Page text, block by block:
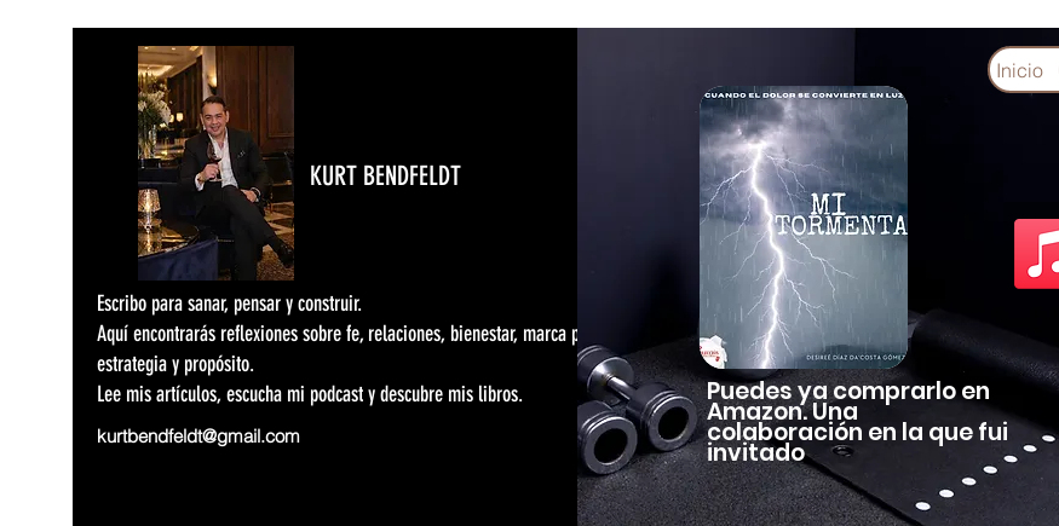
KURT BENDFELDT
Escribo para sanar, pensar y construir.
Aquí encontrarás reflexiones sobre fe, relaciones, bienestar, marca personal,
estrategia y propósito.
Lee mis artículos, escucha mi podcast y descubre mis libros.
kurtbendfeldt@gmail.com
Puedes ya comprarlo en
Amazon. Una
colaboración en la que fui
invitado
Inicio